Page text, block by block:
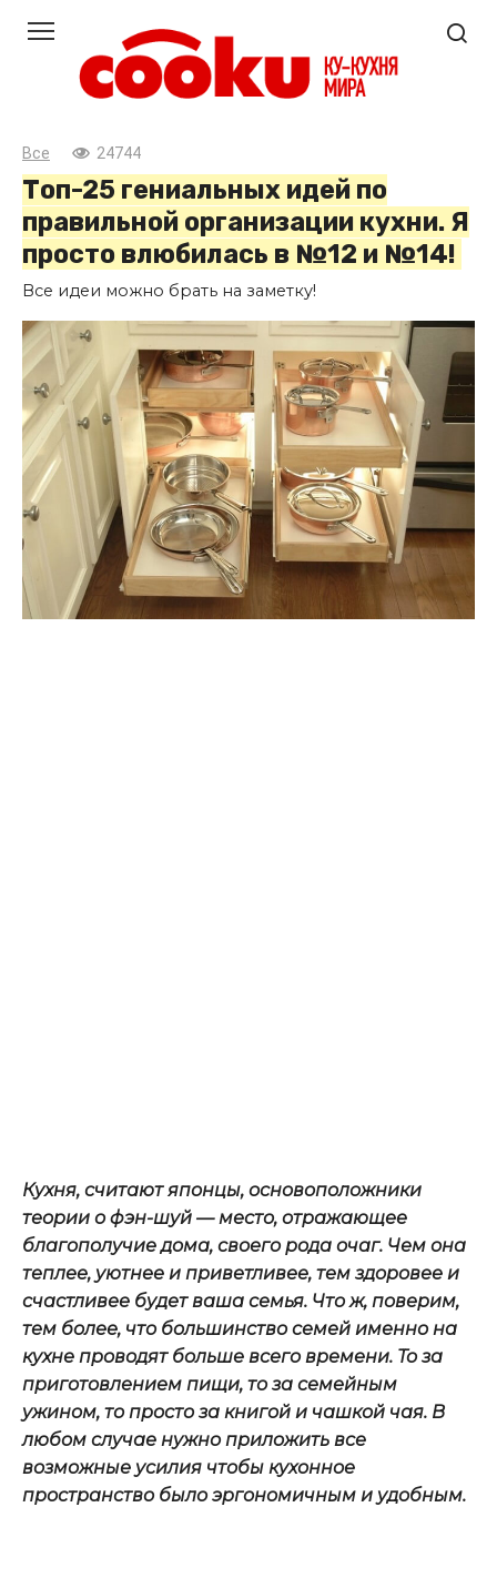
контенту
Все 24744
Топ-25 гениальных идей по
правильной организации кухни. Я
просто влюбилась в №12 и №14!
Все идеи можно брать на заметку!
Кухня, считают японцы, основоположники
теории о фэн-шуй — место, отражающее
благополучие дома, своего рода очаг. Чем она
теплее, уютнее и приветливее, тем здоровее и
счастливее будет ваша семья. Что ж, поверим,
тем более, что большинство семей именно на
кухне проводят больше всего времени. То за
приготовлением пищи, то за семейным
ужином, то просто за книгой и чашкой чая. В
любом случае нужно приложить все
возможные усилия чтобы кухонное
пространство было эргономичным и удобным.